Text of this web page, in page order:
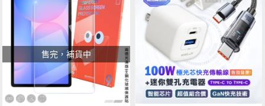
售完，補貨中